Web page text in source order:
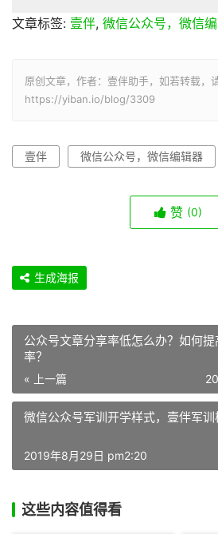
文章标签: 壹伴, 微信公众号，微信
原创文章，作者：壹伴助手，如若转载，
https://yiban.io/blog/3309
壹伴 微信公众号，微信编辑器
赞 (0)
生成海报
公众号文章分享率低怎么办？如何
率？
« 上一篇
微信公众号军训开学样式，壹伴军训
2019年8月29日 pm2:20
这些内容值得看